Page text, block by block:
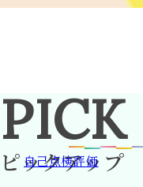
PICK
ピックアップ
自己点検評価